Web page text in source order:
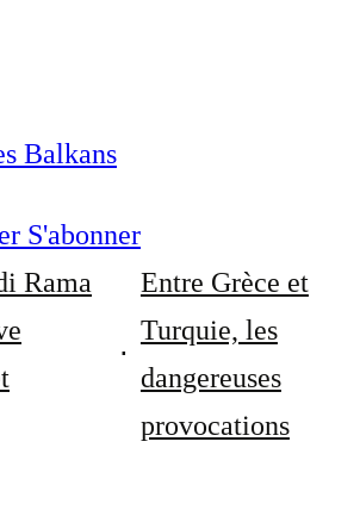
Balkans
S'abonner
Rama
Entre Grèce et
Turquie, les
dangereuses
provocations